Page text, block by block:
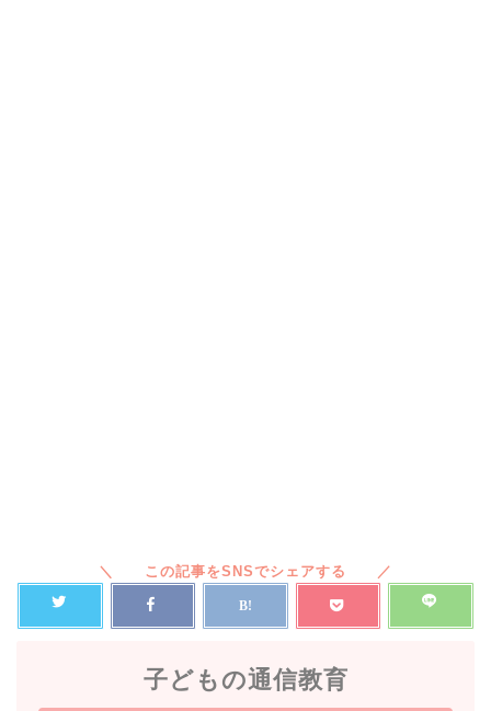
子どもの通信教育